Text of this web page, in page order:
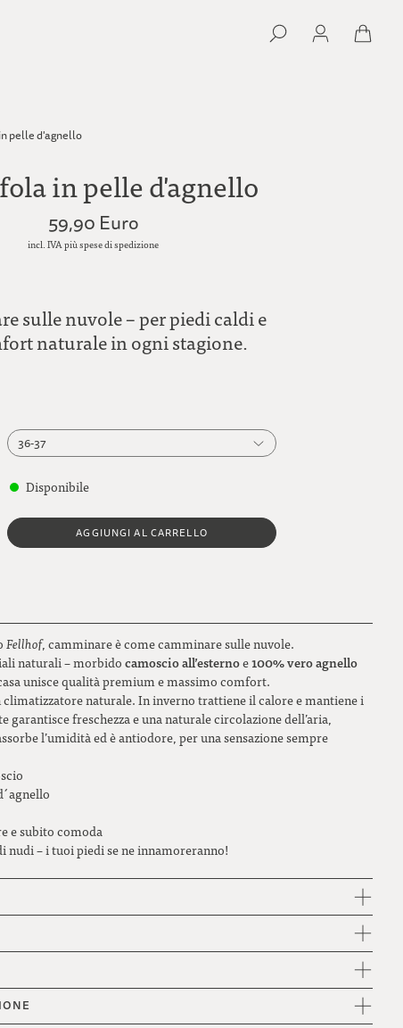
pelle d'agnello
in pelle d'agnello
59,90 Euro
incl. IVA più spese di spedizione
sulle nuvole – per piedi caldi e
naturale in ogni stagione.
36-37
40-41
44-45
46-47
Disponibile
AGGIUNGI AL CARRELLO
Fellhof, camminare è come camminare sulle nuvole.
naturali – morbidocamoscio all’esternoe100% vero agnello
unisce qualità premium e massimo comfort.
climatizzatore naturale. In inverno trattiene il calore e mantiene i
freschezza e una naturale circolazione dell’aria,
l’umidità ed è antiodore, per una sensazione sempre
e subito comoda
nudi – i tuoi piedi se ne innamoreranno!